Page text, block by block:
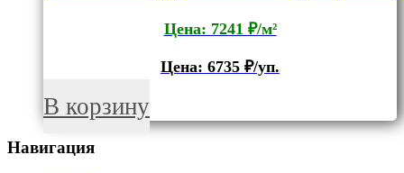
Цена: 7241 ₽/м²
Цена: 6735 ₽/уп.
В корзину
Навигация